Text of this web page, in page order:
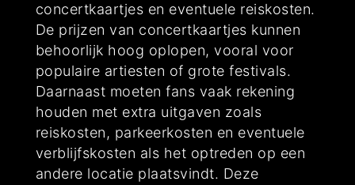
concertkaartjes en eventuele reiskosten.
De prijzen van concertkaartjes kunnen
behoorlijk hoog oplopen, vooral voor
populaire artiesten of grote festivals.
Daarnaast moeten fans vaak rekening
houden met extra uitgaven zoals
reiskosten, parkeerkosten en eventuele
verblijfskosten als het optreden op een
andere locatie plaatsvindt. Deze